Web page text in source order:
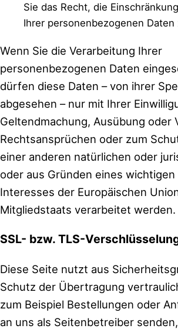
Sie das Recht, die
Ihrer personenbezogenen Daten
Wenn Sie die Verarbeitung Ihrer
personenbezogenen Daten
dürfen diese Daten – von ihrer
abgesehen – nur mit Ihrer
Geltendmachung, Ausübung oder
Rechtsansprüchen oder zum
einer anderen natürlichen oder
oder aus Gründen eines
Interesses der Europäischen
Mitgliedstaats verarbeitet werden.
SSL- bzw. TLS-
Diese Seite nutzt aus
Schutz der Übertragung
zum Beispiel Bestellungen oder
an uns als Seitenbetreiber